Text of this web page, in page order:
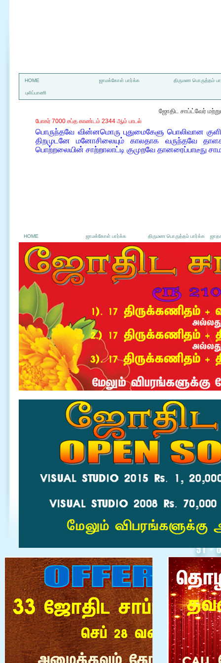
HOME ஜாமக்கோள் பார்க்க திருமண பொருத்தம்
புலிப்பாணி
ஜோதிட சாப்ட்வேர்
போகர் 7000 சப்த காண்டம் 2344 ஆம் பாடல்
பொருந்தவே வின்னமொரு புதுமைகேளு பொலிவான
திறமுடனே மனோசிலையும் காலதாக வருந்தவே
பொற்றலையின் சாற்றாலாட்டி குமுறவே தானரைப்பாடீநு
HOME ஜாமக்கோள் பார்க்க திருமண பொருத்தம் பார்க்க